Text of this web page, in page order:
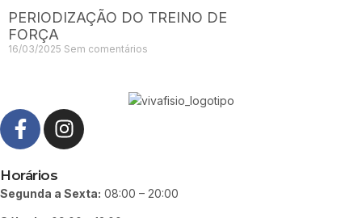
PERIODIZAÇÃO DO TREINO DE
FORÇA
16/03/2025 Sem comentários
Horários
Segunda a Sexta: 08:00 – 20:00